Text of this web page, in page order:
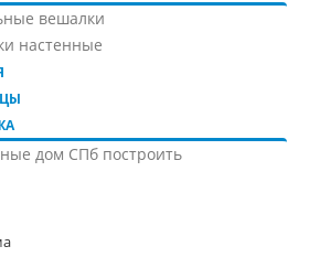
вешалки
настенные
дом СПб построить